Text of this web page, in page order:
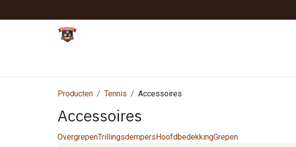
Producten Tennis Accessoires
Accessoires
OvergrepenTrillingsdempersHoofdbedekkingGrepen